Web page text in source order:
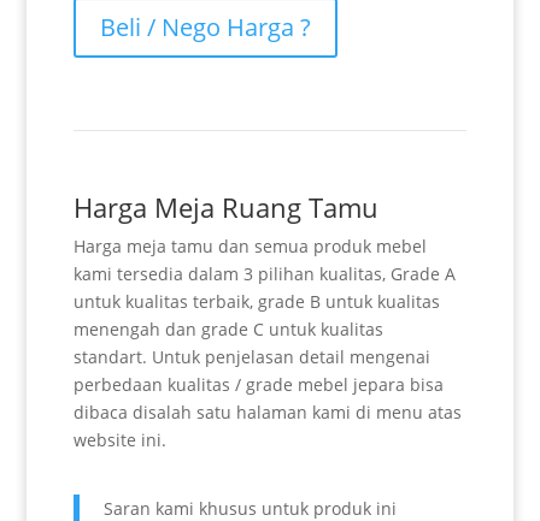
Beli / Nego Harga ?
Harga Meja Ruang Tamu
Harga meja tamu dan semua produk mebel
kami tersedia dalam 3 pilihan kualitas, Grade A
untuk kualitas terbaik, grade B untuk kualitas
menengah dan grade C untuk kualitas
standart. Untuk penjelasan detail mengenai
perbedaan kualitas / grade mebel jepara bisa
dibaca disalah satu halaman kami di menu atas
website ini.
Saran kami khusus untuk produk ini